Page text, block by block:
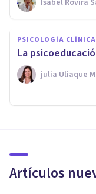
PSICOLOGÍA CLÍNICA
La
​julia Uliaque
Artículos